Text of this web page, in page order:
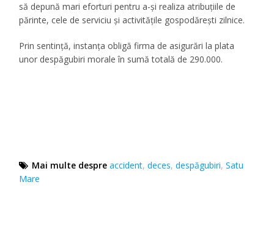
să depună mari eforturi pentru a-și realiza atribuțiile de
părinte, cele de serviciu și activitățile gospodărești zilnice.
Prin sentinţă, instanţa obligă firma de asigurări la plata
unor despăgubiri morale în sumă totală de 290.000.
Mai multe despre accident,deces,despăgubiri,Satu
Mare